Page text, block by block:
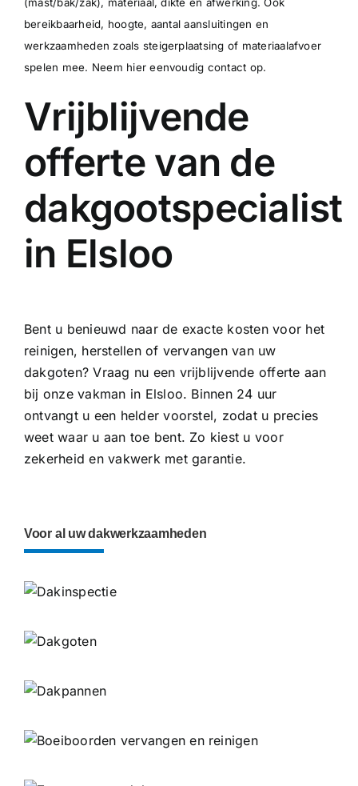
(mast/bak/zak), materiaal, dikte en afwerking. Ook
bereikbaarheid, hoogte, aantal aansluitingen en
werkzaamheden zoals steigerplaatsing of materiaalafvoer
spelen mee. Neem hier eenvoudig contact op.
Vrijblijvende
offerte van de
dakgootspecialist
in Elsloo
Bent u benieuwd naar de exacte kosten voor het
reinigen, herstellen of vervangen van uw
dakgoten? Vraag nu een vrijblijvende offerte aan
bij onze vakman in Elsloo. Binnen 24 uur
ontvangt u een helder voorstel, zodat u precies
weet waar u aan toe bent. Zo kiest u voor
zekerheid en vakwerk met garantie.
Voor al uw dakwerkzaamheden